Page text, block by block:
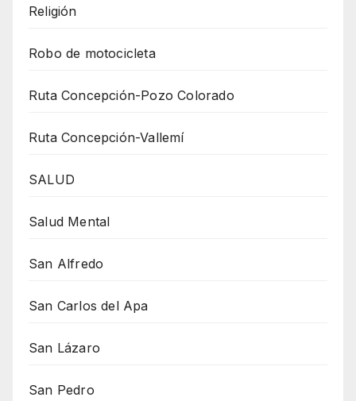
Religión
Robo de motocicleta
Ruta Concepción-Pozo Colorado
Ruta Concepción-Vallemí
SALUD
Salud Mental
San Alfredo
San Carlos del Apa
San Lázaro
San Pedro